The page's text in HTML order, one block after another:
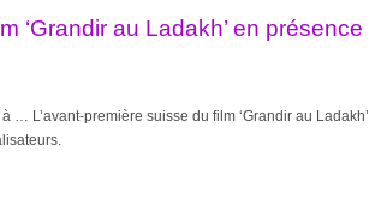
‘Grandir au Ladakh’ en présence
… L’avant-première suisse du film ‘Grandir au Ladakh’